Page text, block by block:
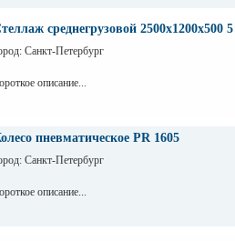
среднегрузовой 2500х1200х500
Санкт-Петербург
описание...
пневматическое PR 1605
Санкт-Петербург
описание...